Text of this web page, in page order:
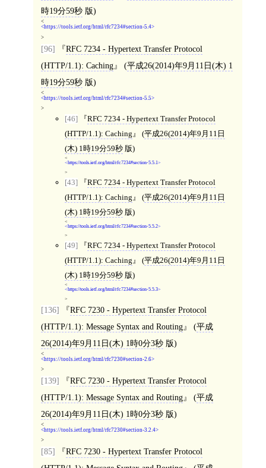
時19分59秒版)
<
https://tools.ietf.org/html/rfc7234#section-5.4
>
[96]
RFC 7234 - Hypertext Transfer Protocol
(HTTP/1.1): Caching
(平成26(2014)年9月11日(木) 1
時19分59秒版)
<
https://tools.ietf.org/html/rfc7234#section-5.5
>
[46]
RFC 7234 - Hypertext Transfer Protocol
(HTTP/1.1): Caching
(平成26(2014)年9月11日
(木) 1時19分59秒版)
<
https://tools.ietf.org/html/rfc7234#section-5.5.1
>
[43]
RFC 7234 - Hypertext Transfer Protocol
(HTTP/1.1): Caching
(平成26(2014)年9月11日
(木) 1時19分59秒版)
<
https://tools.ietf.org/html/rfc7234#section-5.5.2
>
[49]
RFC 7234 - Hypertext Transfer Protocol
(HTTP/1.1): Caching
(平成26(2014)年9月11日
(木) 1時19分59秒版)
<
https://tools.ietf.org/html/rfc7234#section-5.5.3
>
[136]
RFC 7230 - Hypertext Transfer Protocol
(HTTP/1.1): Message Syntax and Routing
(平成
26(2014)年9月11日(木) 1時0分3秒版)
<
https://tools.ietf.org/html/rfc7230#section-2.6
>
[139]
RFC 7230 - Hypertext Transfer Protocol
(HTTP/1.1): Message Syntax and Routing
(平成
26(2014)年9月11日(木) 1時0分3秒版)
<
https://tools.ietf.org/html/rfc7230#section-3.2.4
>
[85]
RFC 7230 - Hypertext Transfer Protocol